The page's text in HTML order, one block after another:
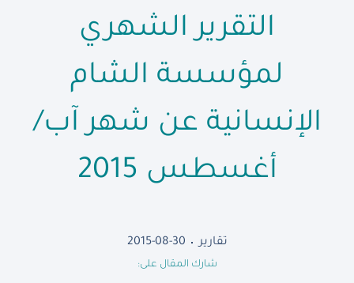
التقرير الشهري
لمؤسسة الشام
الإنسانية عن شهر آب/
أغسطس 2015
تقارير 2015-08-30
شارك المقال على: